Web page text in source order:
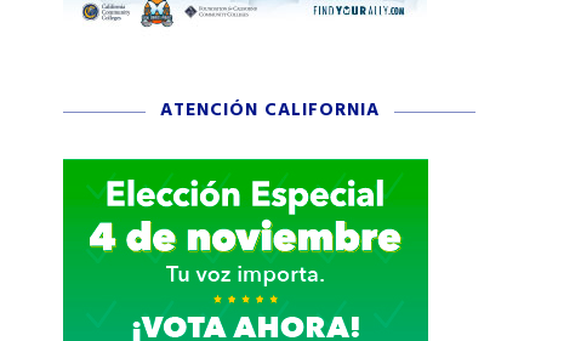
ATENCIÓN CALIFORNIA